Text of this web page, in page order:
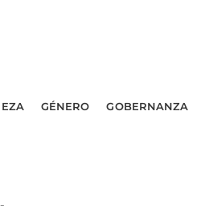
GÉNERO GOBERNANZA